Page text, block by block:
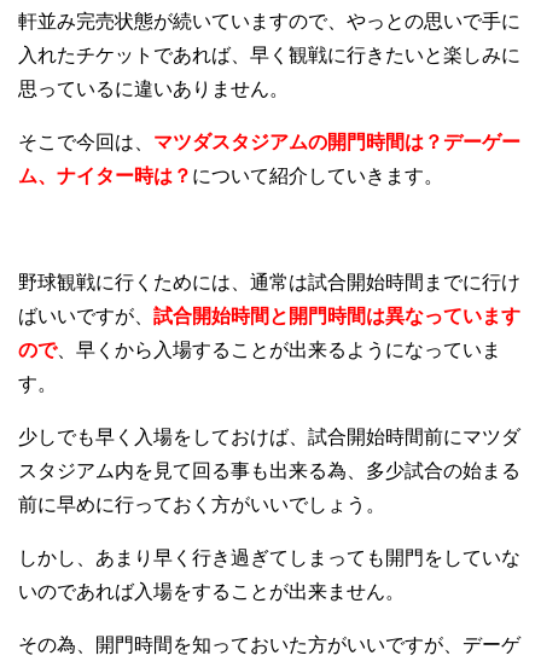
軒並み完売状態が続いていますので、やっとの思いで手に
入れたチケットであれば、早く観戦に行きたいと楽しみに
思っているに違いありません。
そこで今回は、 マツダスタジアムの開門時間は？デーゲー
ム、ナイター時は？ について紹介していきます。
野球観戦に行くためには、通常は試合開始時間までに行け
ばいいですが、 試合開始時間と開門時間は異なっています
ので、早くから入場することが出来るようになっていま
す。
少しでも早く入場をしておけば、試合開始時間前にマツダ
スタジアム内を見て回る事も出来る為、多少試合の始まる
前に早めに行っておく方がいいでしょう。
しかし、あまり早く行き過ぎてしまっても開門をしていな
いのであれば入場をすることが出来ません。
その為、開門時間を知っておいた方がいいですが、デーゲ